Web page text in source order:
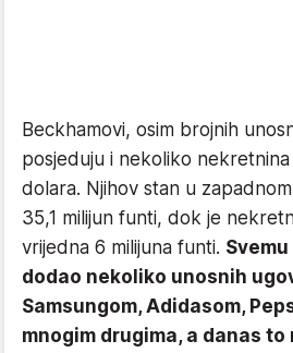
Beckhamovi, osim brojnih
posjeduju i nekoliko nekretnina
dolara. Njihov stan u
35,1 milijun funti, dok je
vrijedna 6 milijuna funti.
dodao nekoliko unosnih
Samsungom, Adidasom,
mnogim drugima, a danas to